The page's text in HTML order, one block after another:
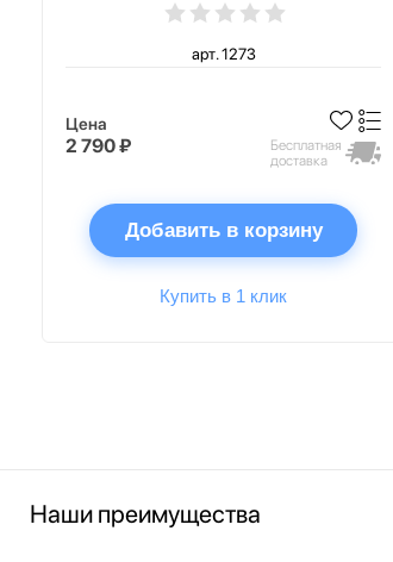
арт. 1273
Цена
2 790 ₽
Бесплатная
доставка
Добавить в корзину
Купить в 1 клик
Наши преимущества